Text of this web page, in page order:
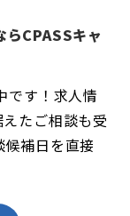
らCPASSキャ
です！求人情
たご相談も受
補日を直接